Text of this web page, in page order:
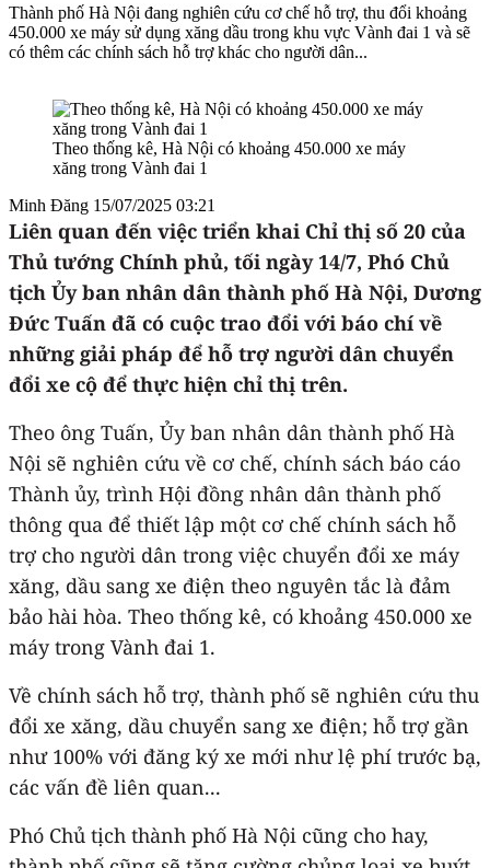
Thành phố Hà Nội đang nghiên cứu cơ chế hỗ trợ, thu đổi khoảng
450.000 xe máy sử dụng xăng dầu trong khu vực Vành đai 1 và sẽ
có thêm các chính sách hỗ trợ khác cho người dân...
Theo thống kê, Hà Nội có khoảng 450.000 xe máy
xăng trong Vành đai 1
Minh Đăng 15/07/2025 03:21
Liên quan đến việc triển khai Chỉ thị số 20 của
Thủ tướng Chính phủ, tối ngày 14/7, Phó Chủ
tịch Ủy ban nhân dân thành phố Hà Nội, Dương
Đức Tuấn đã có cuộc trao đổi với báo chí về
những giải pháp để hỗ trợ người dân chuyển
đổi xe cộ để thực hiện chỉ thị trên.
Theo ông Tuấn, Ủy ban nhân dân thành phố Hà
Nội sẽ nghiên cứu về cơ chế, chính sách báo cáo
Thành ủy, trình Hội đồng nhân dân thành phố
thông qua để thiết lập một cơ chế chính sách hỗ
trợ cho người dân trong việc chuyển đổi xe máy
xăng, dầu sang xe điện theo nguyên tắc là đảm
bảo hài hòa. Theo thống kê, có khoảng 450.000 xe
máy trong Vành đai 1.
Về chính sách hỗ trợ, thành phố sẽ nghiên cứu thu
đổi xe xăng, dầu chuyển sang xe điện; hỗ trợ gần
như 100% với đăng ký xe mới như lệ phí trước bạ,
các vấn đề liên quan...
Phó Chủ tịch thành phố Hà Nội cũng cho hay,